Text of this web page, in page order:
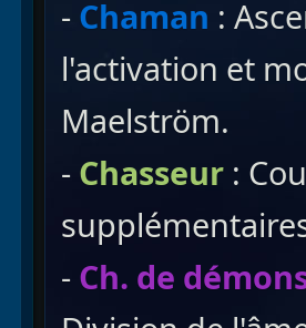
- Chaman :
l'activation et
Maelström.
- Chasseur:
- Ch. de